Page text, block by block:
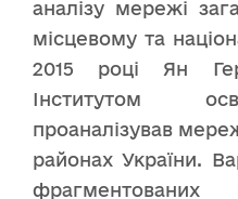
аналізу мережі
місцевому та
2015 році Ян
Інститутом
проаналізував
районах України.
фрагментованих